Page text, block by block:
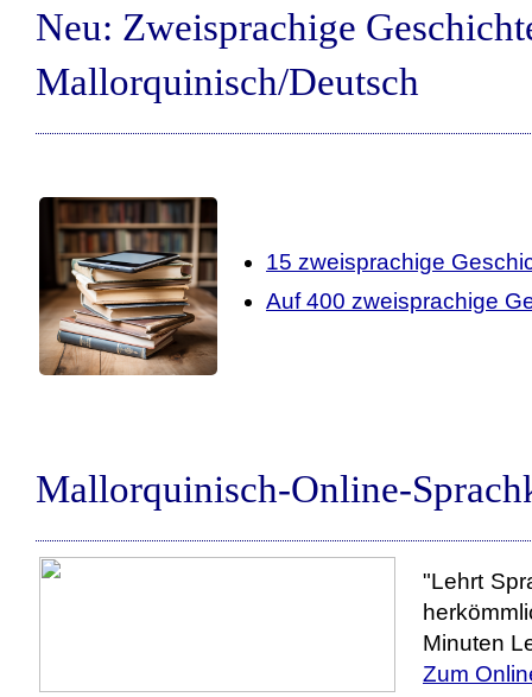
Neu: Zweisprachige
Mallorquinisch/Deutsch
15 zweisprachige
Auf 400 zweisprachige
Mallorquinisch-Online-
"Lehrt
Minuten
Zum